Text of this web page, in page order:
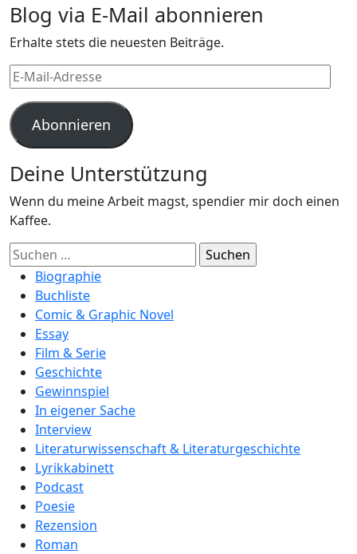
Blog via E-Mail abonnieren
Erhalte stets die neuesten Beiträge.
E-
Mail-
Adresse
Abonnieren
Deine Unterstützung
Wenn du meine Arbeit magst, spendier mir doch einen
Kaffee.
Suchen
nach:Biographie
Buchliste
Comic & Graphic Novel
Essay
Film & Serie
Geschichte
Gewinnspiel
In eigener Sache
Interview
Literaturwissenschaft & Literaturgeschichte
Lyrikkabinett
Podcast
Poesie
Rezension
Roman